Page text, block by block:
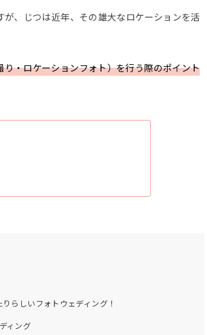
、じつは近年、その雄大なロケーションを活
・ロケーションフォト）を行う際のポイント
らしいフォトウェディング！
ィング